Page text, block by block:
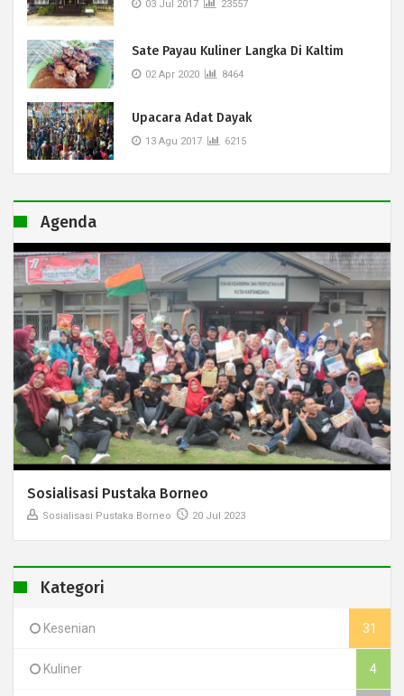
03 Jul 2017 23557
Sate Payau Kuliner Langka Di Kaltim
02 Apr 2020 8464
Upacara Adat Dayak
13 Agu 2017 6215
Agenda
Sosialisasi Pustaka Borneo
Sosialisasi Pustaka Borneo 20 Jul 2023
Kategori
Kesenian 31
Kuliner 4